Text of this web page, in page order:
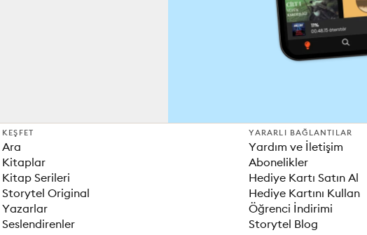
KEŞFET
Ara
Kitaplar
Kitap Serileri
Storytel Original
Yazarlar
Seslendirenler
YARARLI BAĞLANTILAR
Yardım ve İletişim
Abonelikler
Hediye Kartı Satın Al
Hediye Kartını Kullan
Öğrenci İndirimi
Storytel Blog